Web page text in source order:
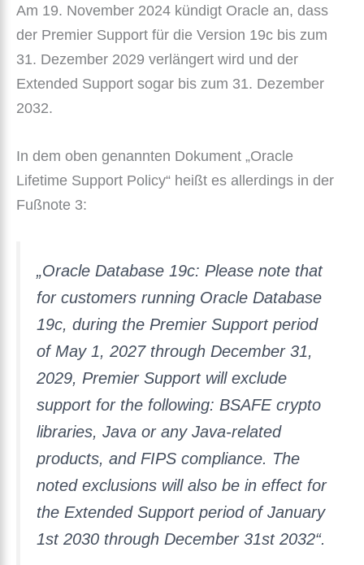
Am 19. November 2024 kündigt Oracle an, dass
der Premier Support für die Version 19c bis zum
31. Dezember 2029 verlängert wird und der
Extended Support sogar bis zum 31. Dezember
2032.
In dem oben genannten Dokument „Oracle
Lifetime Support Policy“ heißt es allerdings in der
Fußnote 3:
„Oracle Database 19c: Please note that
for customers running Oracle Database
19c, during the Premier Support period
of May 1, 2027 through December 31,
2029, Premier Support will exclude
support for the following: BSAFE crypto
libraries, Java or any Java-related
products, and FIPS compliance. The
noted exclusions will also be in effect for
the Extended Support period of January
1st 2030 through December 31st 2032“.